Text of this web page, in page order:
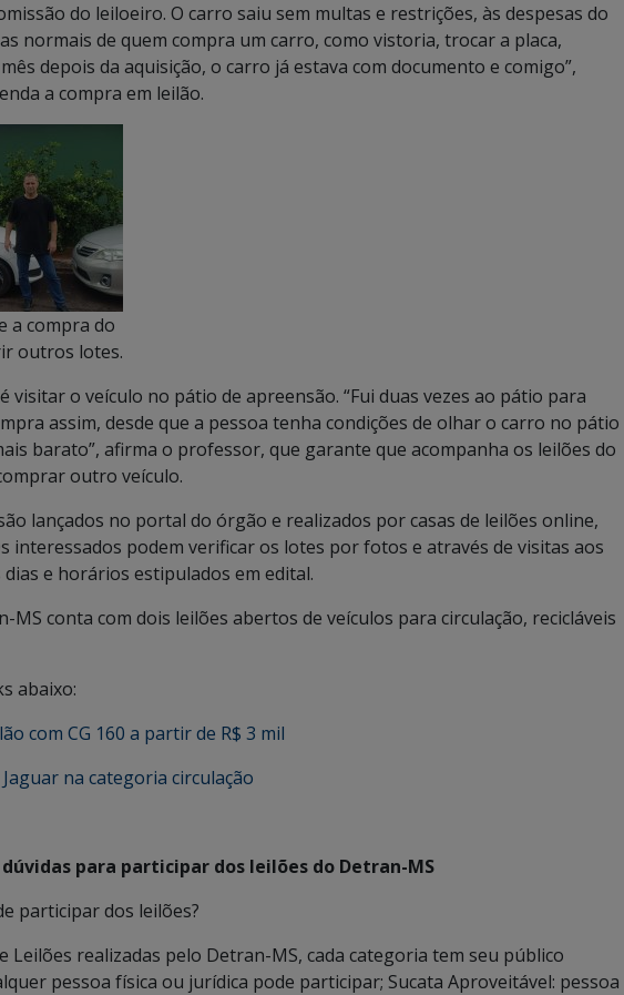
do leiloeiro. O carro saiu sem multas e restrições, às despesas do
normais de quem compra um carro, como vistoria, trocar a placa,
depois da aquisição, o carro já estava com documento e comigo”,
a compra em leilão.
a compra do
outros lotes.
visitar o veículo no pátio de apreensão. “Fui duas vezes ao pátio para
assim, desde que a pessoa tenha condições de olhar o carro no pátio
barato”, afirma o professor, que garante que acompanha os leilões do
outro veículo.
lançados no portal do órgão e realizados por casas de leilões online,
interessados podem verificar os lotes por fotos e através de visitas aos
e horários estipulados em edital.
MS conta com dois leilões abertos de veículos para circulação, recicláveis
abaixo:
com CG 160 a partir de R$ 3 mil
na categoria circulação
para participar dos leilões do Detran-MS
participar dos leilões?
Leilões realizadas pelo Detran-MS, cada categoria tem seu público
pessoa física ou jurídica pode participar; Sucata Aproveitável: pessoa